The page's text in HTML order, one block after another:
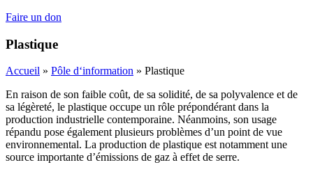
Faire un don
Plastique
Accueil » Pôle d‘information » Plastique
En raison de son faible coût, de sa solidité, de sa polyvalence et de
sa légèreté, le plastique occupe un rôle prépondérant dans la
production industrielle contemporaine. Néanmoins, son usage
répandu pose également plusieurs problèmes d’un point de vue
environnemental. La production de plastique est notamment une
source importante d’émissions de gaz à effet de serre.